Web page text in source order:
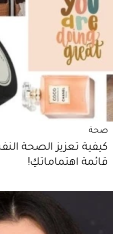
صحة
كيفية تعزيز الصحة
قائمة اهتماماتكِ!